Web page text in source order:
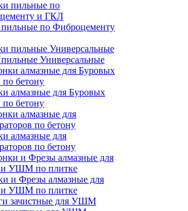
по Фиброцементу
Универсальные
алмазные для Буровых
бетону
алмазные для
по бетону
и Фрезы алмазные для
и УШМ по плитке